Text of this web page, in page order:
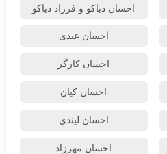
احسان دیاکو و فرزاد دیاکو
احسان عبدی
احسان کارگر
احسان کیان
احسان لیندی
احسان مهرزاد